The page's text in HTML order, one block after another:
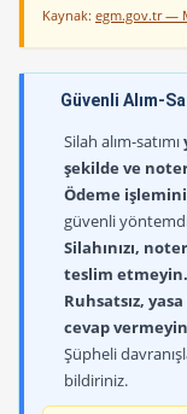
Kaynak: egm.gov.tr —
Güvenli Alım-
Silah alım-satımı
şekilde ve
Ödeme
güvenli
Silahınızı,
teslim etmeyin.
Ruhsatsız,
cevap
Şüpheli
bildiriniz.